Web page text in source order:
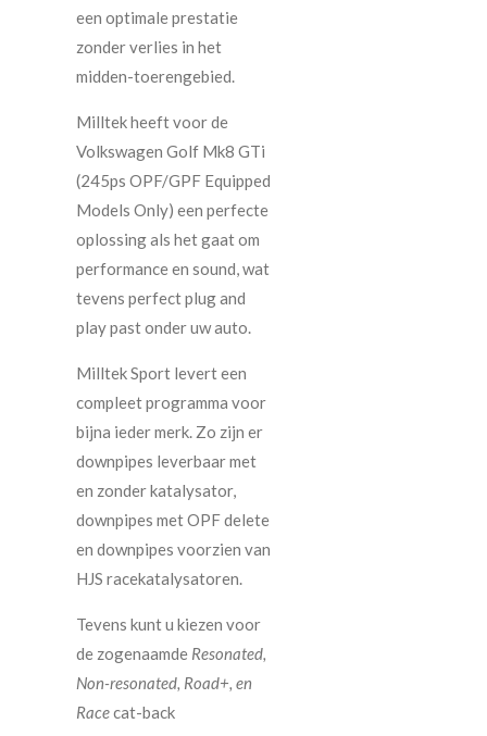
een optimale prestatie
zonder verlies in het
midden-toerengebied.
Milltek heeft voor de
Volkswagen Golf Mk8 GTi
(245ps OPF/GPF Equipped
Models Only) een perfecte
oplossing als het gaat om
performance en sound, wat
tevens perfect plug and
play past onder uw auto.
Milltek Sport levert een
compleet programma voor
bijna ieder merk. Zo zijn er
downpipes leverbaar met
en zonder katalysator,
downpipes met OPF delete
en downpipes voorzien van
HJS racekatalysatoren.
Tevens kunt u kiezen voor
de zogenaamde Resonated,
Non-resonated, Road+, en
Racecat-back